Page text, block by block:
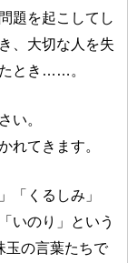
題を起こしてし
、大切な人を失
とき……。
い。
れてきます。
「くるしみ」
いのり」という
玉の言葉たちで